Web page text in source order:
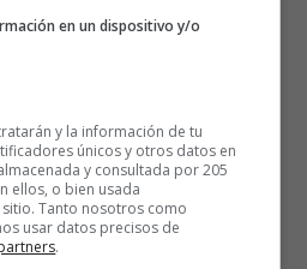
en un dispositivo y/o
y la información de tu
únicos y otros datos en
y consultada por 205
ellos, o bien usada
Tanto nosotros como
usar datos precisos de
.